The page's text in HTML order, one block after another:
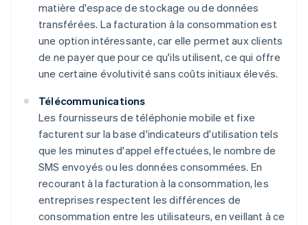
matière d'espace de stockage ou de données
transférées. La facturation à la consommation est
une option intéressante, car elle permet aux clients
de ne payer que pour ce qu'ils utilisent, ce qui offre
une certaine évolutivité sans coûts initiaux élevés.
Télécommunications
Les fournisseurs de téléphonie mobile et fixe
facturent sur la base d'indicateurs d'utilisation tels
que les minutes d'appel effectuées, le nombre de
SMS envoyés ou les données consommées. En
recourant à la facturation à la consommation, les
entreprises respectent les différences de
consommation entre les utilisateurs, en veillant à ce